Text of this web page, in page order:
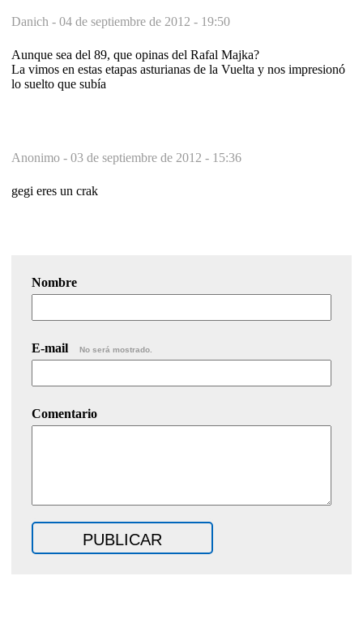
Danich - 04 de septiembre de 2012 - 19:50
Aunque sea del 89, que opinas del Rafal Majka?
La vimos en estas etapas asturianas de la Vuelta y nos impresionó
lo suelto que subía
Anonimo - 03 de septiembre de 2012 - 15:36
gegi eres un crak
Nombre
E-mail No será mostrado.
Comentario